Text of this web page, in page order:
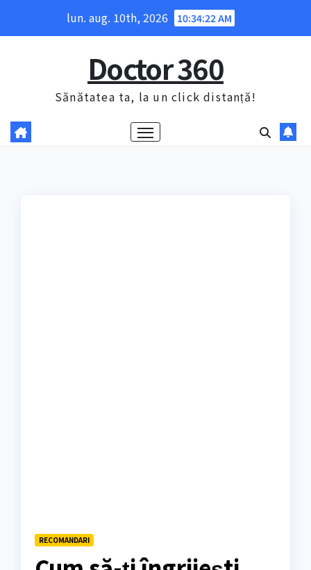
lun. aug. 10th, 2026 10:34:23 AM
Doctor 360
Sănătatea ta, la un click distanță!
RECOMANDARI